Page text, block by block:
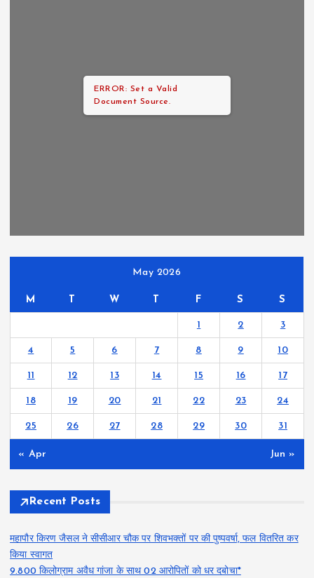
ERROR: Set a Valid
Document Source.
May 2026
M T W T F S S
1 2 3
4 5 6 7 8 9 10
11 12 13 14 15 16 17
18 19 20 21 22 23 24
25 26 27 28 29 30 31
« Apr Jun »
Recent Posts
महापौर किरण जैसल ने सीसीआर चौक पर शिवभक्तों पर की पुष्पवर्षा, फल वितरित कर
किया स्वागत
9.800 किलोग्राम अवैध गांजा के साथ 02 आरोपितों को धर दबोचा*